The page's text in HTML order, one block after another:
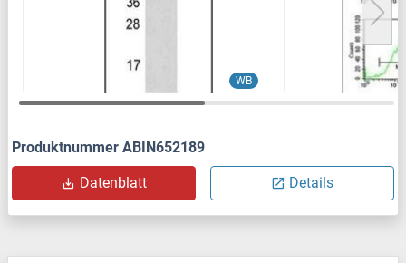
WB
Produktnummer ABIN652189
Datenblatt Details